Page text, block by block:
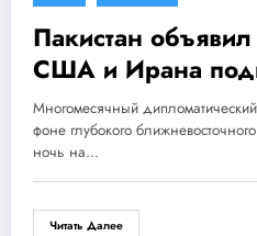
Пакистан объявил
США и Ирана
соглашение 19
Многомесячный
фоне глубокого
ночь на…
Читать Далее